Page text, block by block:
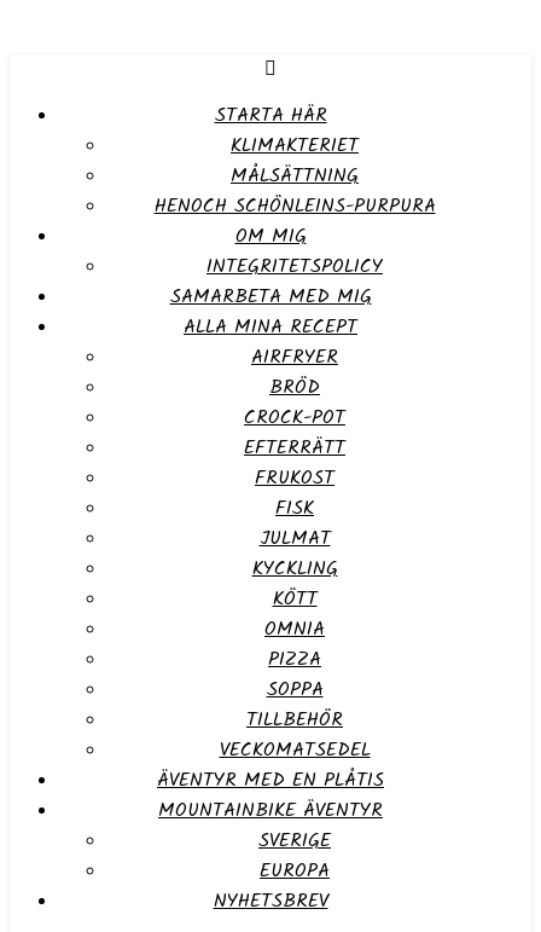
STARTA HÄR
KLIMAKTERIET
MÅLSÄTTNING
HENOCH SCHÖNLEINS-PURPURA
OM MIG
INTEGRITETSPOLICY
SAMARBETA MED MIG
ALLA MINA RECEPT
AIRFRYER
BRÖD
CROCK-POT
EFTERRÄTT
FRUKOST
FISK
JULMAT
KYCKLING
KÖTT
OMNIA
PIZZA
SOPPA
TILLBEHÖR
VECKOMATSEDEL
ÄVENTYR MED EN PLÅTIS
MOUNTAINBIKE ÄVENTYR
SVERIGE
EUROPA
NYHETSBREV